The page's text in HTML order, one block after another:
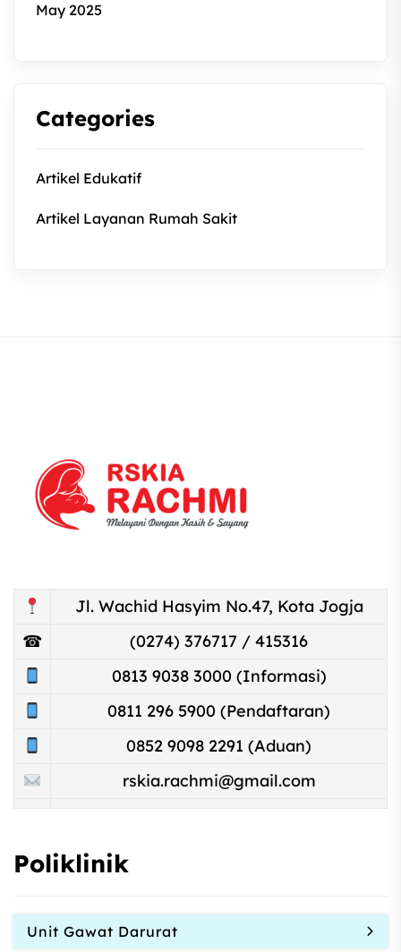
May 2025
Categories
Artikel Edukatif
Artikel Layanan Rumah Sakit
Jl. Wachid Hasyim No.47, Kota Jogja
☎
(0274) 376717 / 415316
0813 9038 3000 (Informasi)
0811 296 5900 (Pendaftaran)
0852 9098 2291 (Aduan)
rskia.rachmi@gmail.com
Poliklinik
Unit Gawat Darurat